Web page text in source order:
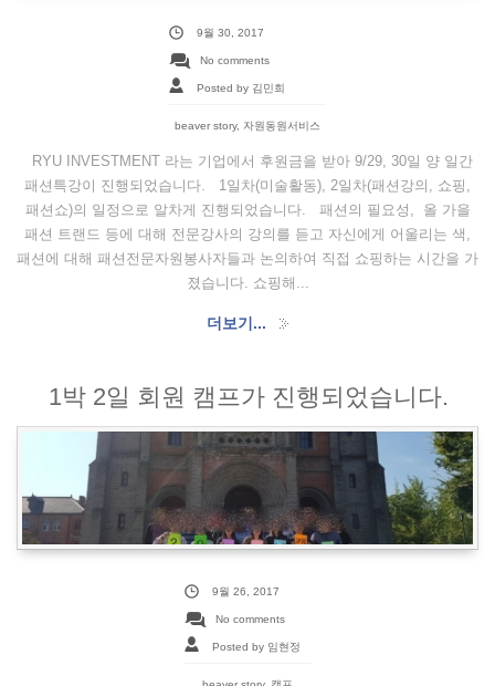
9월 30, 2017
No comments
Posted by 김민희
beaver story, 자원동원서비스
RYU INVESTMENT 라는 기업에서 후원금을 받아 9/29, 30일 양 일간
패션특강이 진행되었습니다. 1일차(미술활동), 2일차(패션강의, 쇼핑,
패션쇼)의 일정으로 알차게 진행되었습니다. 패션의 필요성, 올 가을
패션 트랜드 등에 대해 전문강사의 강의를 듣고 자신에게 어울리는 색,
패션에 대해 패션전문자원봉사자들과 논의하여 직접 쇼핑하는 시간을 가
졌습니다. 쇼핑해...
더보기...
1박 2일 회원 캠프가 진행되었습니다.
9월 26, 2017
No comments
Posted by 임현정